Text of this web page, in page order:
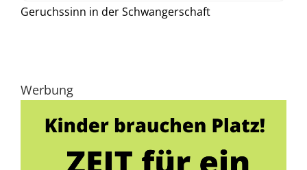
Geruchssinn in der Schwangerschaft
Werbung